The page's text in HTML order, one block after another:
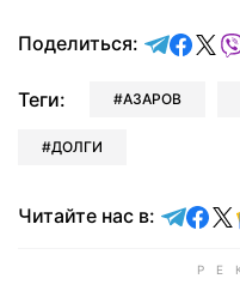
Поделиться:
Теги: АЗАРОВ
ДОЛГИ
Читайте нас в: